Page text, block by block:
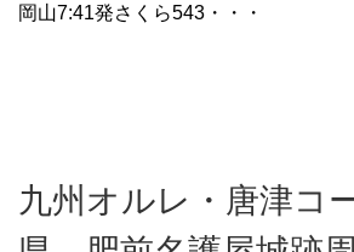
岡山7:41発さくら543・・・
九州オルレ・唐津コ